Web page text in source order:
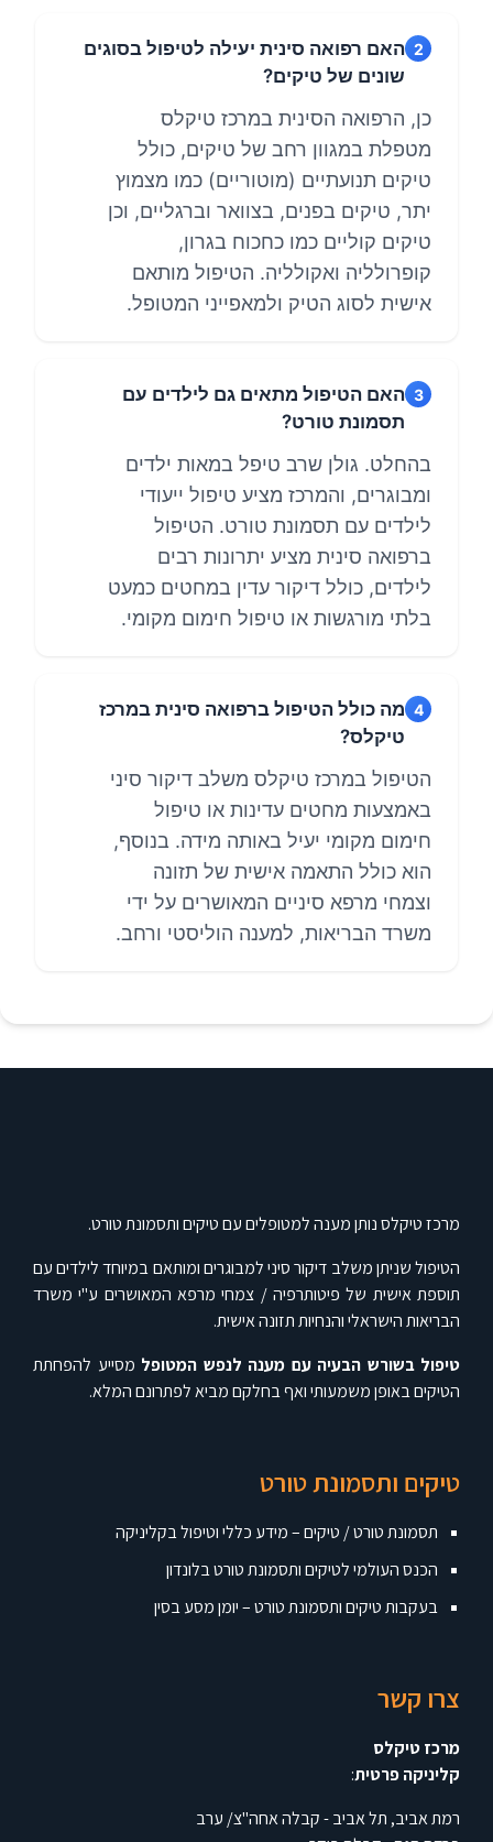
2 האם רפואה סינית יעילה לטיפול בסוגים
שונים של טיקים?
כן, הרפואה הסינית במרכז טיקלס
מטפלת במגוון רחב של טיקים, כולל
טיקים תנועתיים (מוטוריים) כמו מצמוץ
יתר, טיקים בפנים, בצוואר וברגליים, וכן
טיקים קוליים כמו כחכוח בגרון,
קופרולליה ואקולליה. הטיפול מותאם
אישית לסוג הטיק ולמאפייני המטופל.
3 האם הטיפול מתאים גם לילדים עם
תסמונת טורט?
בהחלט. גולן שרב טיפל במאות ילדים
ומבוגרים, והמרכז מציע טיפול ייעודי
לילדים עם תסמונת טורט. הטיפול
ברפואה סינית מציע יתרונות רבים
לילדים, כולל דיקור עדין במחטים כמעט
בלתי מורגשות או טיפול חימום מקומי.
4 מה כולל הטיפול ברפואה סינית במרכז
טיקלס?
הטיפול במרכז טיקלס משלב דיקור סיני
באמצעות מחטים עדינות או טיפול
חימום מקומי יעיל באותה מידה. בנוסף,
הוא כולל התאמה אישית של תזונה
וצמחי מרפא סיניים המאושרים על ידי
משרד הבריאות, למענה הוליסטי ורחב.
מרכז טיקלס נותן מענה למטופלים עם טיקים ותסמונת טורט.
הטיפול שניתן משלב דיקור סיני למבוגרים ומותאם במיוחד לילדים עם
תוספת אישית של פיטותרפיה / צמחי מרפא המאושרים ע"י משרד
הבריאות הישראלי והנחיות תזונה אישית.
טיפול בשורש הבעיה עם מענה לנפש המטופל מסייע להפחתת
הטיקים באופן משמעותי ואף בחלקם מביא לפתרונם המלא.
טיקים ותסמונת טורט
תסמונת טורט / טיקים – מידע כללי וטיפול בקליניקה
הכנס העולמי לטיקים ותסמונת טורט בלונדון
בעקבות טיקים ותסמונת טורט – יומן מסע בסין
צרו קשר
מרכז טיקלס
קליניקה פרטית:
רמת אביב, תל אביב - קבלה אחה"צ/ ערב